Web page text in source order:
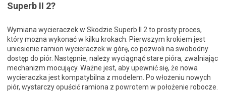
Superb II 2?
Wymiana wycieraczek w Skodzie Superb II 2 to prosty proces,
który można wykonać w kilku krokach. Pierwszym krokiem jest
uniesienie ramion wycieraczek w górę, co pozwoli na swobodny
dostęp do piór. Następnie, należy wyciągnąć stare pióra, zwalniając
mechanizm mocujący. Ważne jest, aby upewnić się, że nowa
wycieraczka jest kompatybilna z modelem. Po włożeniu nowych
piór, wystarczy opuścić ramiona z powrotem w położenie robocze.